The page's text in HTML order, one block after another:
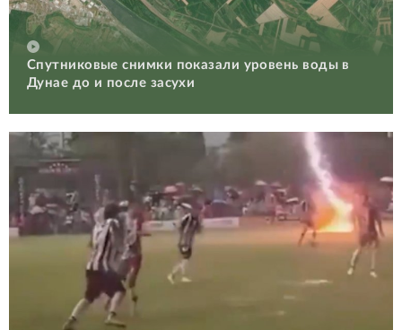
Спутниковые снимки показали уровень воды в
Дунае до и после засухи